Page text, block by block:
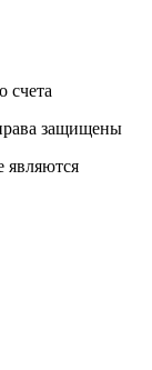
счета
защищены
являются